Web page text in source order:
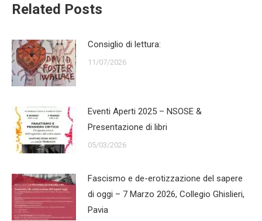
Related Posts
Consiglio di lettura:
11/07/2026
Eventi Aperti 2025 – NSOSE &
Presentazione di libri
05/03/2026
Fascismo e de-erotizzazione del sapere
di oggi – 7 Marzo 2026, Collegio Ghislieri,
Pavia